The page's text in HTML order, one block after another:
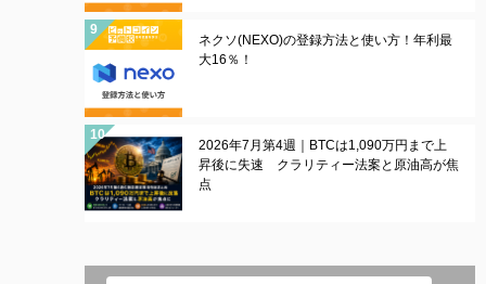
ネクソ(NEXO)の登録方法と使い方！年利最
大16％！
2026年7月第4週｜BTCは1,090万円まで上
昇後に失速 クラリティー法案と原油高が焦
点